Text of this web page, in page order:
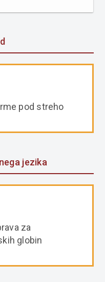
pod streho
jezika
za
globin